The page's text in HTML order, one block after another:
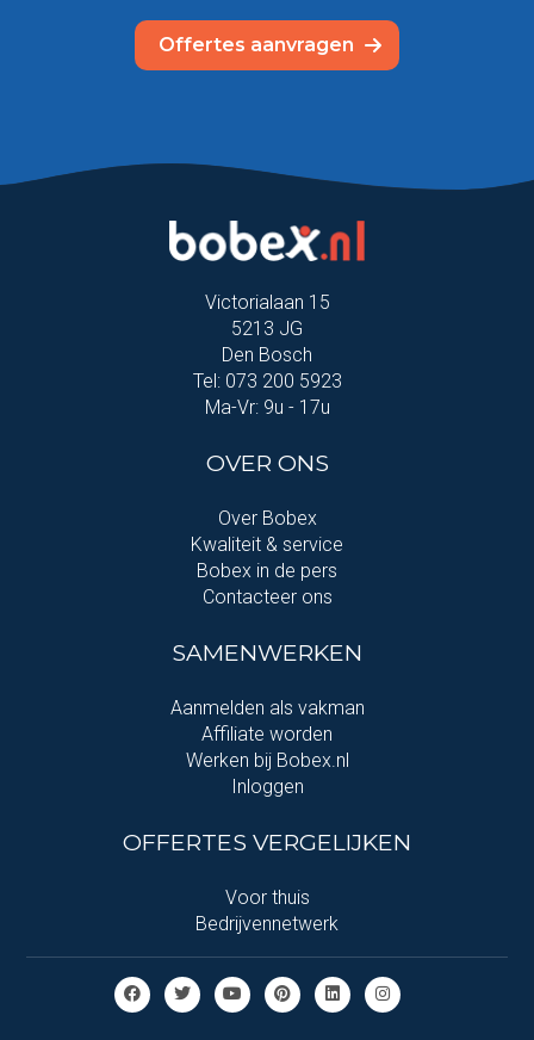
Offertes aanvragen
Victorialaan 15
5213 JG
Den Bosch
Tel: 073 200 5923
Ma-Vr: 9u - 17u
OVER ONS
Over Bobex
Kwaliteit & service
Bobex in de pers
Contacteer ons
SAMENWERKEN
Aanmelden als vakman
Affiliate worden
Werken bij Bobex.nl
Inloggen
OFFERTES VERGELIJKEN
Voor thuis
Bedrijvennetwerk